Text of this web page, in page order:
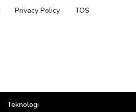
Privacy Policy TOS
Teknologi